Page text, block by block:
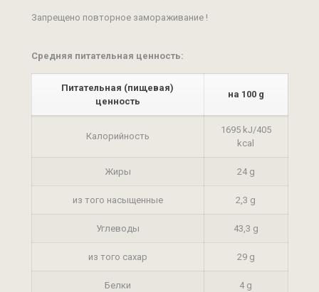
Запрещено повторное замораживание !
Средняя питательная ценность:
Питательная (пищевая)
ценность
на 100 g
Калорийность
1695 kJ/405
kcal
Жиры 24 g
из того насыщенные 2,3 g
Углеводы 43,3 g
из того сахар 29 g
Белки 4 g